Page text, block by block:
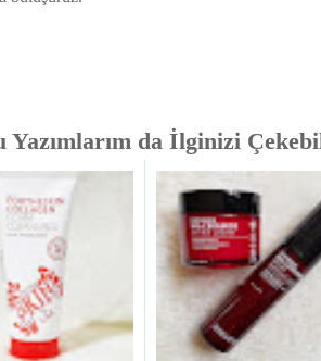
Yazımlarım da İlginizi